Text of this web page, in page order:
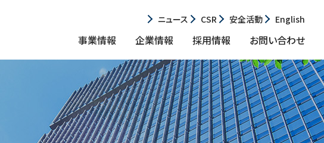
ニュース CSR 安全活動 English
事業情報 企業情報 採用情報 お問い合わせ